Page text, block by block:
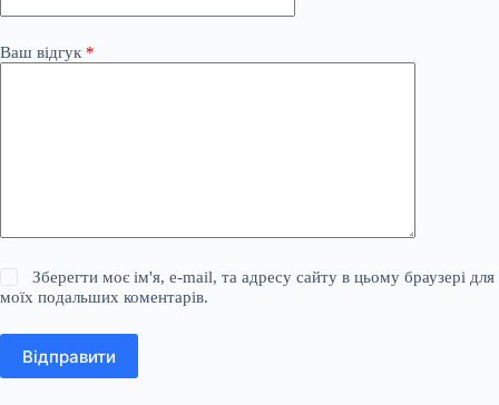
Ваш відгук *
Зберегти моє ім'я, e-mail, та адресу сайту в цьому браузері для
моїх подальших коментарів.
Відправити